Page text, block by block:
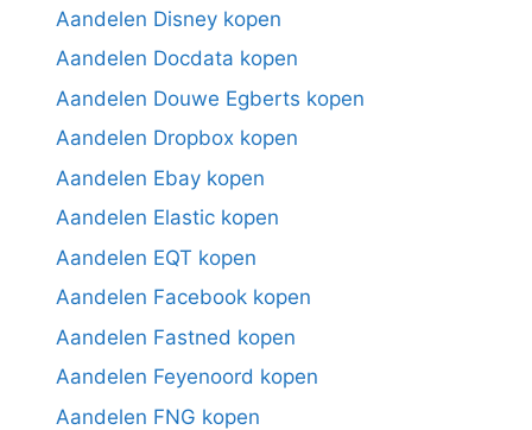
Aandelen Disney kopen
Aandelen Docdata kopen
Aandelen Douwe Egberts kopen
Aandelen Dropbox kopen
Aandelen Ebay kopen
Aandelen Elastic kopen
Aandelen EQT kopen
Aandelen Facebook kopen
Aandelen Fastned kopen
Aandelen Feyenoord kopen
Aandelen FNG kopen